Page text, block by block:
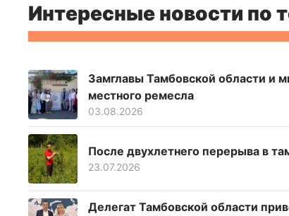
Интересные новости по
Замглавы Тамбовской области и
местного ремесла
03.08.2026
После двухлетнего перерыва в
23.07.2026
Делегат Тамбовской области